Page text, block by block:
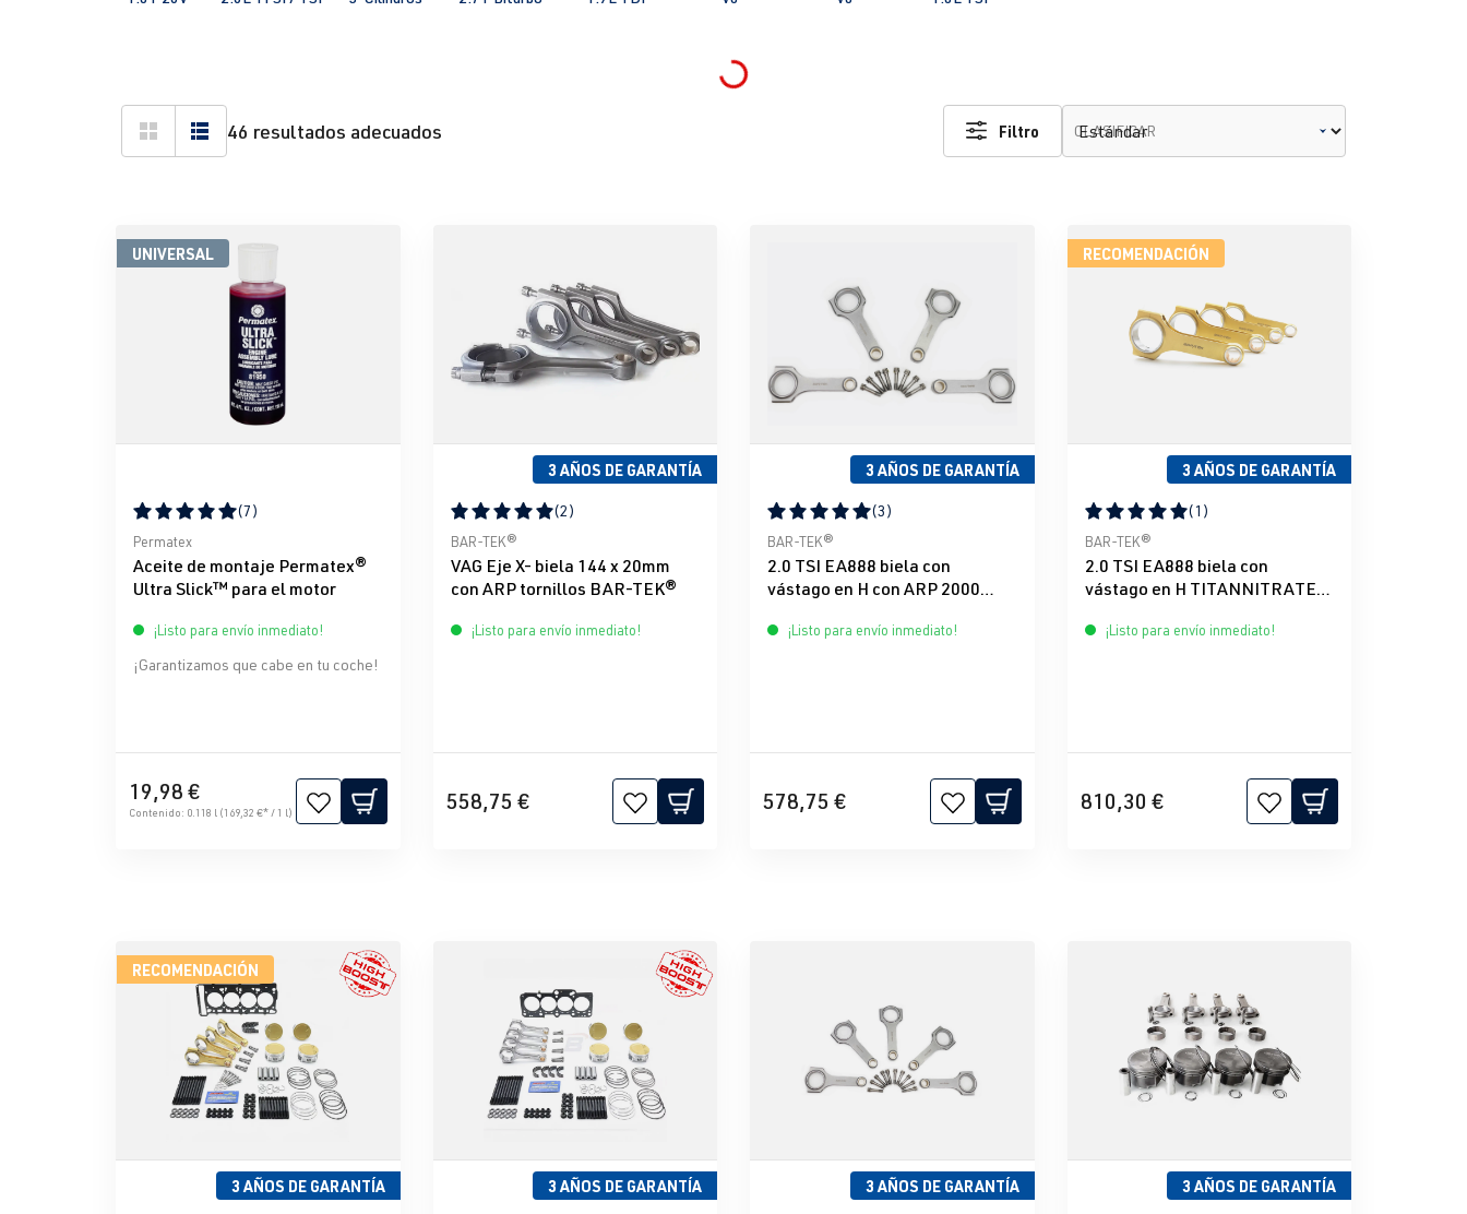
Loading...
46 resultados adecuados Filtro CLASIFICAR
UNIVERSAL
Calificación promedio de 5 de 5 estrellas
(7)
Permatex
Aceite de montaje Permatex®
Ultra Slick™ para el motor
¡Listo para envío inmediato!
¡Garantizamos que cabe en tu coche!
19,98 €
Contenido: 0.118 l (169,32 €* / 1 l)
3 AÑOS DE GARANTÍA
Calificación promedio de 5 de 5 estrellas
(2)
BAR-TEK®
VAG Eje X- biela 144 x 20mm
con ARP tornillos BAR-TEK®
¡Listo para envío inmediato!
558,75 €
3 AÑOS DE GARANTÍA
Calificación promedio de 5 de 5 estrellas
(3)
BAR-TEK®
2.0 TSI EA888 biela con
vástago en H con ARP 2000
¡Listo para envío inmediato!
578,75 €
RECOMENDACIÓN
3 AÑOS DE GARANTÍA
Calificación promedio de 5 de 5 estrellas
(1)
BAR-TEK®
2.0 TSI EA888 biela con
vástago en H TITANNITRATED
¡Listo para envío inmediato!
810,30 €
RECOMENDACIÓN
3 AÑOS DE GARANTÍA 3 AÑOS DE GARANTÍA 3 AÑOS DE GARANTÍA 3 AÑOS DE GARANTÍA